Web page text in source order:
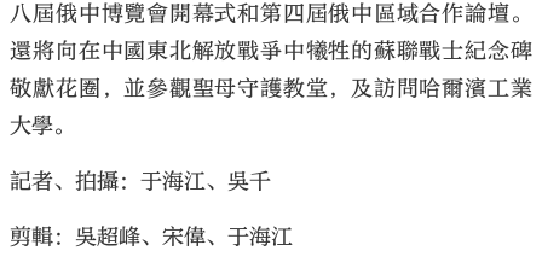
八屆俄中博覽會開幕式和第四屆俄中區域合作論壇。
還將向在中國東北解放戰爭中犧牲的蘇聯戰士紀念碑
敬獻花圈，並參觀聖母守護教堂，及訪問哈爾濱工業
大學。
記者、拍攝：于海江、吳千
剪輯：吳超峰、宋偉、于海江